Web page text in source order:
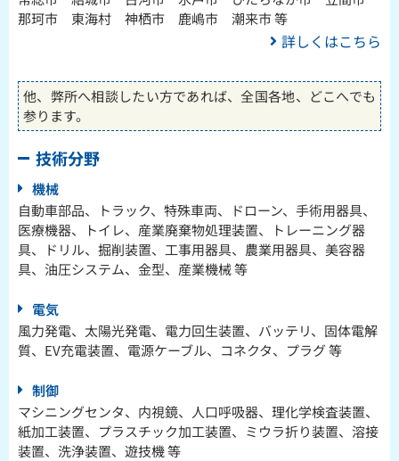
那珂市 東海村 神栖市 鹿嶋市 潮来市 等
詳しくはこちら
他、弊所へ相談したい方であれば、全国各地、どこへでも
参ります。
技術分野
機械
自動車部品、トラック、特殊車両、ドローン、手術用器具、
医療機器、トイレ、産業廃棄物処理装置、トレーニング器
具、ドリル、掘削装置、工事用器具、農業用器具、美容器
具、油圧システム、金型、産業機械 等
電気
風力発電、太陽光発電、電力回生装置、バッテリ、固体電解
質、EV充電装置、電源ケーブル、コネクタ、プラグ 等
制御
マシニングセンタ、内視鏡、人口呼吸器、理化学検査装置、
紙加工装置、プラスチック加工装置、ミウラ折り装置、溶接
装置、洗浄装置、遊技機 等